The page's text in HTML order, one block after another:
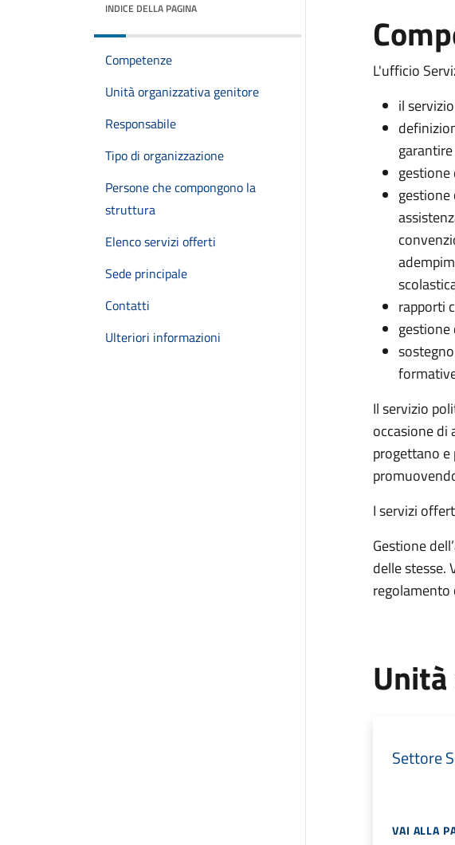
INDICE DELLA PAGINA
Competenze
Unità organizzativa genitore
Responsabile
Tipo di organizzazione
Persone che compongono la
struttura
Elenco servizi offerti
Sede principale
Contatti
Ulteriori informazioni
L'ufficio
il
gestione
rapporti
gestione
Il servizio
occasione di
progettano
I servizi
Gestione
delle stesse.
regolamento
Settore
VAI ALLA